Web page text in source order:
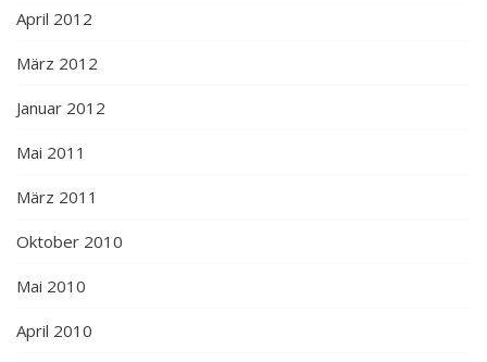
April 2012
März 2012
Januar 2012
Mai 2011
März 2011
Oktober 2010
Mai 2010
April 2010